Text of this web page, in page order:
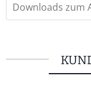
Downloads zum